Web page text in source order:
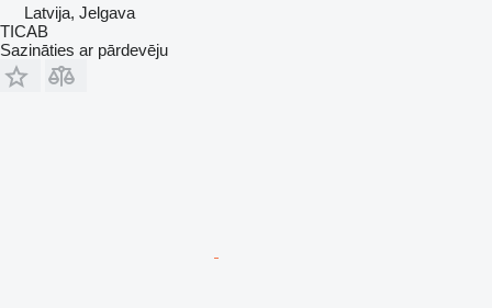
Latvija, Jelgava
TICAB
Sazināties ar pārdevēju